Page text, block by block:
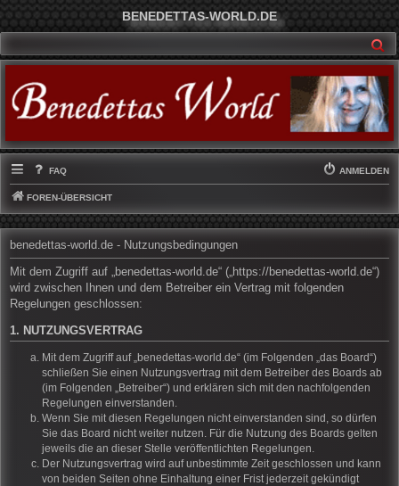
BENEDETTAS-WORLD.DE
FAQ ANMELDEN
FOREN-ÜBERSICHT
benedettas-world.de - Nutzungsbedingungen
Mit dem Zugriff auf „benedettas-world.de“ („https://benedettas-world.de“)
wird zwischen Ihnen und dem Betreiber ein Vertrag mit folgenden
Regelungen geschlossen:
1. NUTZUNGSVERTRAG
Mit dem Zugriff auf „benedettas-world.de“ (im Folgenden „das Board“)
schließen Sie einen Nutzungsvertrag mit dem Betreiber des Boards ab
(im Folgenden „Betreiber“) und erklären sich mit den nachfolgenden
Regelungen einverstanden.
Wenn Sie mit diesen Regelungen nicht einverstanden sind, so dürfen
Sie das Board nicht weiter nutzen. Für die Nutzung des Boards gelten
jeweils die an dieser Stelle veröffentlichten Regelungen.
Der Nutzungsvertrag wird auf unbestimmte Zeit geschlossen und kann
von beiden Seiten ohne Einhaltung einer Frist jederzeit gekündigt